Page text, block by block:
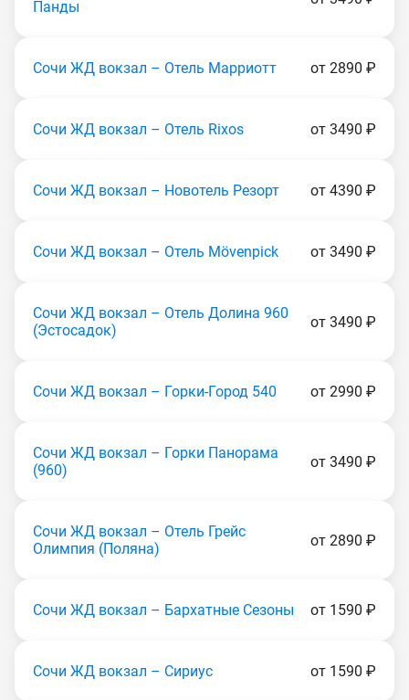
Панды
Сочи ЖД вокзал – Отель Марриотт от 2890 ₽
Сочи ЖД вокзал – Отель Rixos от 3490 ₽
Сочи ЖД вокзал – Новотель Резорт от 4390 ₽
Сочи ЖД вокзал – Отель Mövenpick от 3490 ₽
Сочи ЖД вокзал – Отель Долина 960
(Эcтocaдoк)
от 3490 ₽
Сочи ЖД вокзал – Горки-Город 540 от 2990 ₽
Сочи ЖД вокзал – Горки Панорама
(960)
от 3490 ₽
Сочи ЖД вокзал – Отель Грейс
Олимпия (Пoлянa)
от 2890 ₽
Сочи ЖД вокзал – Бархатные Сезоны от 1590 ₽
Сочи ЖД вокзал – Сириус от 1590 ₽